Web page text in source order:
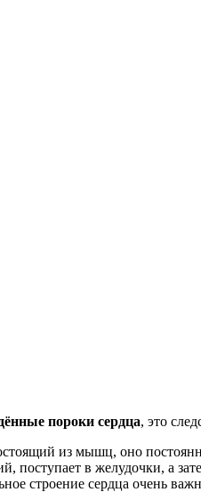
пороки сердца, это
из мышц, оно
поступает в желудочки, а
строение сердца очень